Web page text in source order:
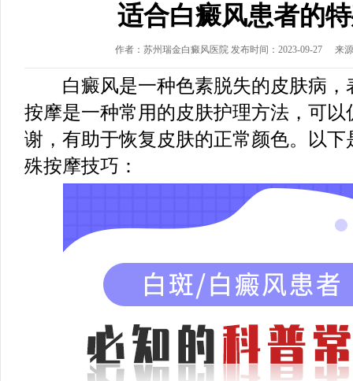
适合白癜风患者的
作者：苏州瑞金白癜风医院 发布时间：2023-09-27 来
白癜风是一种色素脱失的皮肤病，
按摩是一种常用的皮肤护理方法，可
谢，有助于恢复皮肤的正常颜色。以
殊按摩技巧：